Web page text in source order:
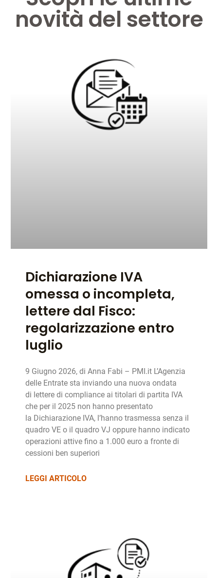
novità del settore
Dichiarazione IVA
omessa o incompleta,
lettere dal Fisco:
regolarizzazione entro
luglio
9 Giugno 2026, di Anna Fabi – PMI.it L’Agenzia
delle Entrate sta inviando una nuova ondata
di lettere di compliance ai titolari di partita IVA
che per il 2025 non hanno presentato
la Dichiarazione IVA, l’hanno trasmessa senza il
quadro VE o il quadro VJ oppure hanno indicato
operazioni attive fino a 1.000 euro a fronte di
cessioni ben superiori
LEGGI ARTICOLO